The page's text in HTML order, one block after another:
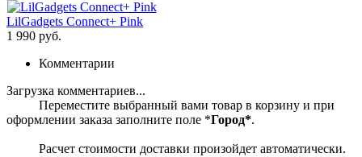
LilGadgets Connect+ Pink
1 990 руб.
Комментарии
Загрузка комментариев...
Переместите выбранный вами товар в корзину и при
оформлении заказа заполните поле *Город*.
Расчет стоимости доставки произойдет автоматически.